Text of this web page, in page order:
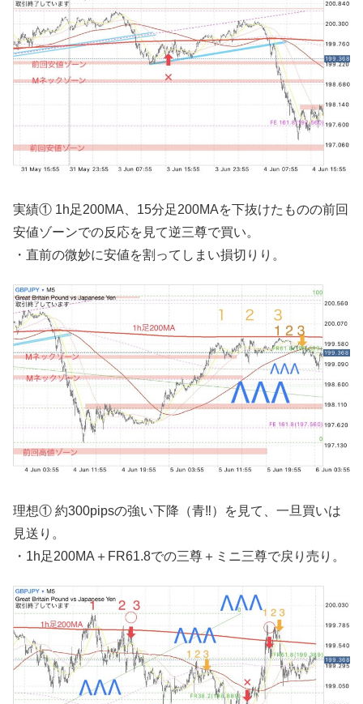
実績① 1h足200MA、15分足200MAを下抜けたものの前回
安値ゾーンでの反応を見て逆三尊で買い。
・直前の微妙に安値を割ってしまい損切りり。
理想① 約300pipsの強い下降（青‼︎）を見て、一旦買いは
見送り。
・1h足200MA＋FR61.8での三尊＋ミニ三尊で戻り売り。